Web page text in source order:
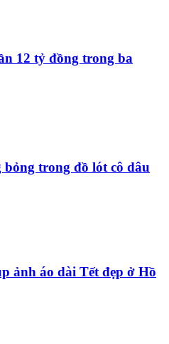
12 tỷ đồng trong ba
trong đồ lót cô dâu
ảnh áo dài Tết đẹp ở Hồ